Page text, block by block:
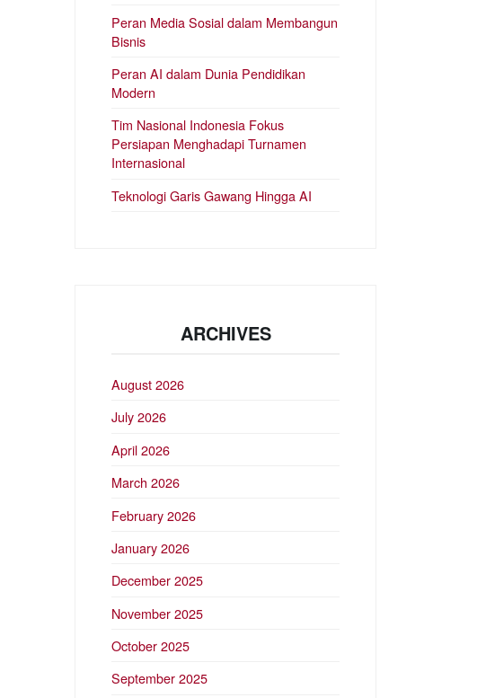
Peran Media Sosial dalam Membangun
Bisnis
Peran AI dalam Dunia Pendidikan
Modern
Tim Nasional Indonesia Fokus
Persiapan Menghadapi Turnamen
Internasional
Teknologi Garis Gawang Hingga AI
ARCHIVES
August 2026
July 2026
April 2026
March 2026
February 2026
January 2026
December 2025
November 2025
October 2025
September 2025